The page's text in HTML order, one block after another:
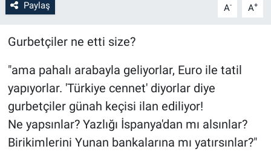
Paylaş A- A+
Gurbetçiler ne etti size?
"ama pahalı arabayla geliyorlar, Euro ile tatil
yapıyorlar. 'Türkiye cennet' diyorlar diye
gurbetçiler günah keçisi ilan ediliyor!
Ne yapsınlar? Yazlığı İspanya'dan mı alsınlar?
Birikimlerini Yunan bankalarına mı yatırsınlar?"